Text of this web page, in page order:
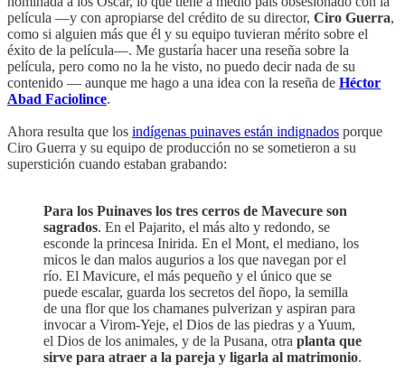
película —y con apropiarse del crédito de su director, Ciro Guerra,
como si alguien más que él y su equipo tuvieran mérito sobre el
éxito de la película—. Me gustaría hacer una reseña sobre la
película, pero como no la he visto, no puedo decir nada de su
contenido — aunque me hago a una idea con la reseña de Héctor
Abad Faciolince.
Ahora resulta que los indígenas puinaves están indignados porque
Ciro Guerra y su equipo de producción no se sometieron a su
superstición cuando estaban grabando:
Para los Puinaves los tres cerros de Mavecure son
sagrados. En el Pajarito, el más alto y redondo, se
esconde la princesa Inirida. En el Mont, el mediano, los
micos le dan malos augurios a los que navegan por el
río. El Mavicure, el más pequeño y el único que se
puede escalar, guarda los secretos del ñopo, la semilla
de una flor que los chamanes pulverizan y aspiran para
invocar a Virom-Yeje, el Dios de las piedras y a Yuum,
el Dios de los animales, y de la Pusana, otra planta que
sirve para atraer a la pareja y ligarla al matrimonio.